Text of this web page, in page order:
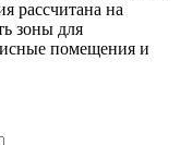
рассчитана на
зоны для
помещения и